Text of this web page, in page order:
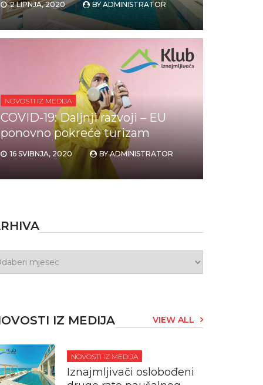
2 LIPNJA, 2020 BYADMINISTRATOR
NOVOSTI IZ MEDIJA
COVID-19: Daljnji razvoji – EU
ponovno pokreće turizam
16 SVIBNJA, 2020 BYADMINISTRATOR
IZ MEDIJA VIEW ALL
NOVOSTI IZ MEDIJA
Iznajmljivači oslobođeni